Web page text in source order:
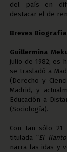
del país en
destacar el de
Breves
Guillermina
julio de 1982; es
se trasladó a
(Derecho y
Madrid, y
Educación a
(Sociología).
Con tan sólo 21
titulada “El
narra las idas y